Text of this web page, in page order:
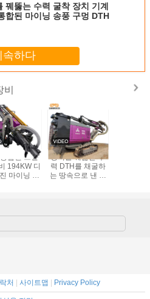
한 가격 으로
꿰뚫는 수력 굴착 장치 기계
합된 마이닝 송풍 구멍 DTH
하다
비
194KW 디
력 DTH를 채굴하
합된 자동
릴 기계